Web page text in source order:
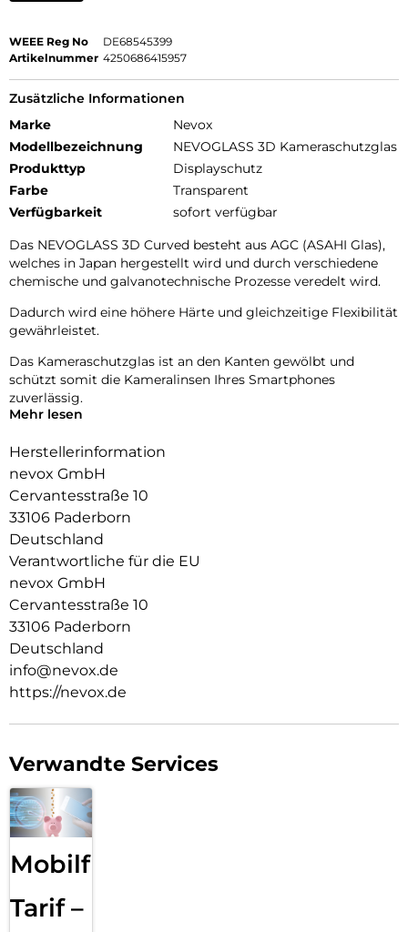
WEEE Reg No
DE68545399
Artikelnummer 4250686415957
Zusätzliche Informationen
Marke
Nevox
Modellbezeichnung
NEVOGLASS 3D Kameraschutzglas
Produkttyp
Displayschutz
Farbe
Transparent
Verfügbarkeit
sofort verfügbar
Das NEVOGLASS 3D Curved besteht aus AGC (ASAHI Glas),
welches in Japan hergestellt wird und durch verschiedene
chemische und galvanotechnische Prozesse veredelt wird.
Dadurch wird eine höhere Härte und gleichzeitige Flexibilität
gewährleistet.
Das Kameraschutzglas ist an den Kanten gewölbt und
schützt somit die Kameralinsen Ihres Smartphones
zuverlässig.
schützen Sie die Linsen vor Staubablagerungen in den
Zwischenräumen.
Mehr lesen
Herstellerinformation
nevox GmbH
Cervantesstraße 10
33106 Paderborn
Deutschland
Verantwortliche für die EU
nevox GmbH
Cervantesstraße 10
33106 Paderborn
Deutschland
info@nevox.de
https://nevox.de
Verwandte Services
Mobilfunk
Tarif –